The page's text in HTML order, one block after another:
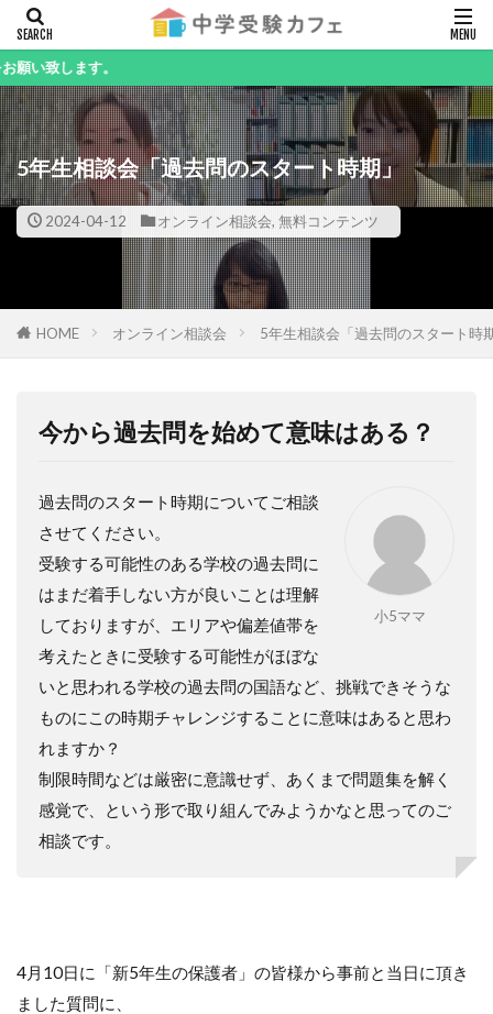
。
5年生相談会「過去問のスタート時期」
2024-04-12 オンライン相談会, 無料コンテンツ
HOME オンライン相談会 5年生相談会「過去問のスタート時
今から過去問を始めて意味はある？
小5ママ
過去問のスタート時期についてご相談
させてください。
受験する可能性のある学校の過去問に
はまだ着手しない方が良いことは理解
しておりますが、エリアや偏差値帯を
考えたときに受験する可能性がほぼな
いと思われる学校の過去問の国語など、挑戦できそうな
ものにこの時期チャレンジすることに意味はあると思わ
れますか？
制限時間などは厳密に意識せず、あくまで問題集を解く
感覚で、という形で取り組んでみようかなと思ってのご
相談です。
4月10日に「新5年生の保護者」の皆様から事前と当日に頂き
ました質問に、
キーワード
カテゴリー
検索